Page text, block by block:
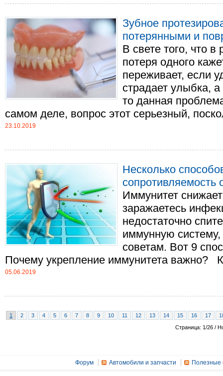
Зубное
потерянными и
В свете того, что в
потеря одного
переживает, если
страдает улыбка,
то данная
самом деле, вопрос этот серьезный,
23.10.2019
Несколько
сопротивляемость
Иммунитет
заражаетесь
недостаточно
иммунную
советам. Вот 9
Почему укрепление иммунитета важно?
05.06.2019
1 2 3 4 5 6 7 8 9 10 11 12 13 14 15 16 17
Страница: 1/26 /
Форум Автомобили и запчасти Полезные